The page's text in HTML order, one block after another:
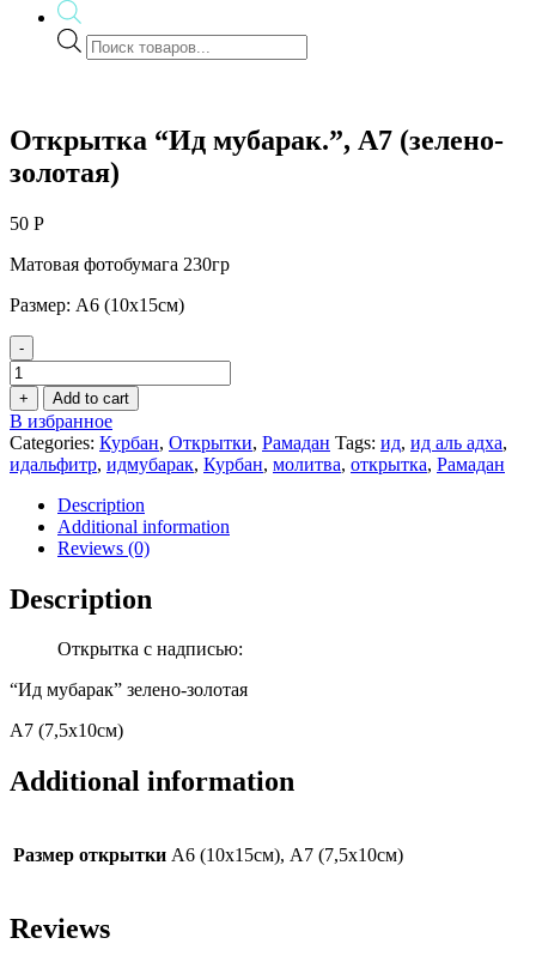
Поиск
товаров
Открытка “Ид мубарак.”, А7 (зелено-
золотая)
50 Р
Матовая фотобумага 230гр
Размер: А6 (10х15см)
-
Открытка
"Ид
мубарак.",
А7
(зелено-
золотая)
quantity
+ Add to cart
В избранное
Categories: Курбан, Открытки, Рамадан Tags: ид, ид аль адха,
идальфитр, идмубарак, Курбан, молитва, открытка, Рамадан
Description
Additional information
Reviews (0)
Description
Открытка с надписью:
“Ид мубарак” зелено-золотая
А7 (7,5х10см)
Additional information
Размер открытки А6 (10х15см), А7 (7,5х10см)
Reviews